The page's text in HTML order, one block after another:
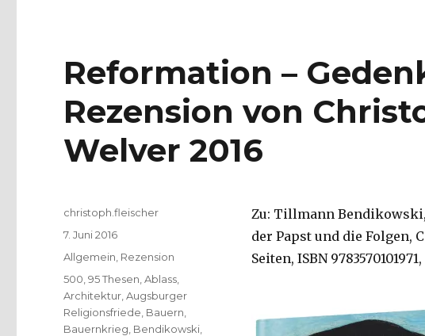
Reformation –
Rezension von
Welver 2016
Zu: Tillmann
der Papst und die Folgen,
Seiten, ISBN
Autor
christoph.fleischer
Veröffentlicht
am
7. Juni 2016
Kategorien
Allgemein Rezension
Schlagwörter
500 ,95 Thesen ,Ablass
Architektur ,Augsburger
Religionsfriede Bauern
Bauernkrieg Bendikowski